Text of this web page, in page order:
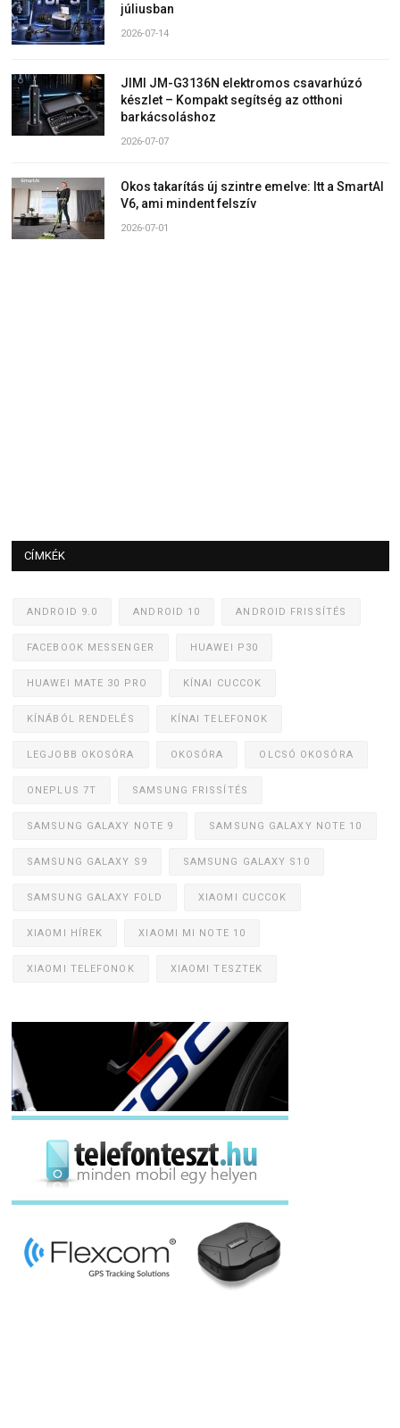
júliusban
2026-07-14
JIMI JM-G3136N elektromos csavarhúzó
készlet – Kompakt segítség az otthoni
barkácsoláshoz
2026-07-07
Okos takarítás új szintre emelve: Itt a SmartAI
V6, ami mindent felszív
2026-07-01
CÍMKÉK
ANDROID 9.0 ANDROID 10 ANDROID FRISSÍTÉS
FACEBOOK MESSENGER HUAWEI P30
HUAWEI MATE 30 PRO KÍNAI CUCCOK
KÍNÁBÓL RENDELÉS KÍNAI TELEFONOK
LEGJOBB OKOSÓRA OKOSÓRA OLCSÓ OKOSÓRA
ONEPLUS 7T SAMSUNG FRISSÍTÉS
SAMSUNG GALAXY NOTE 9 SAMSUNG GALAXY NOTE 10
SAMSUNG GALAXY S9 SAMSUNG GALAXY S10
SAMSUNG GALAXY FOLD XIAOMI CUCCOK
XIAOMI HÍREK XIAOMI MI NOTE 10
XIAOMI TELEFONOK XIAOMI TESZTEK